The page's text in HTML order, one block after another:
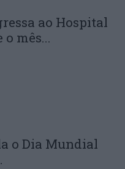
ao Hospital
mês...
o Dia Mundial